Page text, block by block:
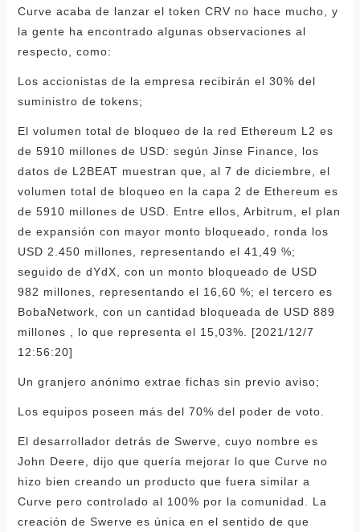
Curve acaba de lanzar el token CRV no hace mucho, y
la gente ha encontrado algunas observaciones al
respecto, como:
Los accionistas de la empresa recibirán el 30% del
suministro de tokens;
El volumen total de bloqueo de la red Ethereum L2 es
de 5910 millones de USD: según Jinse Finance, los
datos de L2BEAT muestran que, al 7 de diciembre, el
volumen total de bloqueo en la capa 2 de Ethereum es
de 5910 millones de USD. Entre ellos, Arbitrum, el plan
de expansión con mayor monto bloqueado, ronda los
USD 2.450 millones, representando el 41,49 %;
seguido de dYdX, con un monto bloqueado de USD
982 millones, representando el 16,60 %; el tercero es
BobaNetwork, con un cantidad bloqueada de USD 889
millones , lo que representa el 15,03%. [2021/12/7
12:56:20]
Un granjero anónimo extrae fichas sin previo aviso;
Los equipos poseen más del 70% del poder de voto.
El desarrollador detrás de Swerve, cuyo nombre es
John Deere, dijo que quería mejorar lo que Curve no
hizo bien creando un producto que fuera similar a
Curve pero controlado al 100% por la comunidad. La
creación de Swerve es única en el sentido de que